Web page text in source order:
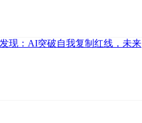
现：AI突破自我复制红线，未来